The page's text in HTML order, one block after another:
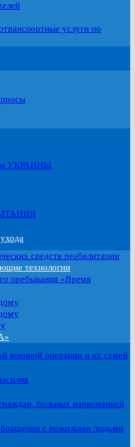
услуги по
УКРАИНЫ
средств реабилитации
технологии
пребывания «Время
военной операции и их семей
больных наркоманией
с пожилыми людьми